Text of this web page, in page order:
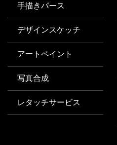
手描きパース
デザインスケッチ
アートペイント
写真合成
レタッチサービス